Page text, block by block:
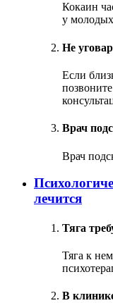
Кокаин
у
Не
Если
Врач
Врач
лечится
Тяга
Тяга к
В